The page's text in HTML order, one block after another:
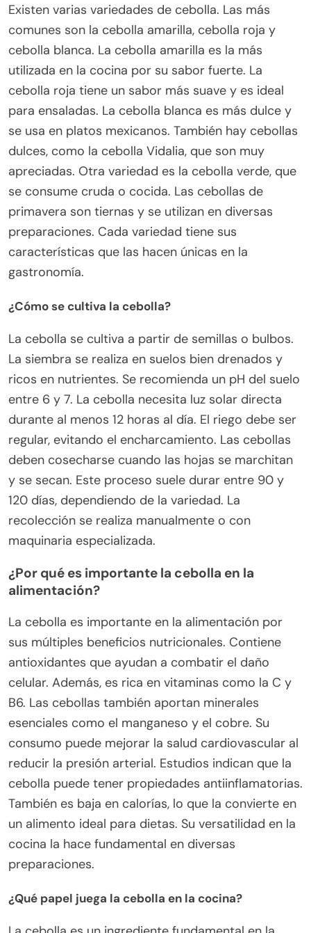
Existen varias variedades de cebolla. Las más
comunes son la cebolla amarilla, cebolla roja y
cebolla blanca. La cebolla amarilla es la más
utilizada en la cocina por su sabor fuerte. La
cebolla roja tiene un sabor más suave y es ideal
para ensaladas. La cebolla blanca es más dulce y
se usa en platos mexicanos. También hay cebollas
dulces, como la cebolla Vidalia, que son muy
apreciadas. Otra variedad es la cebolla verde, que
se consume cruda o cocida. Las cebollas de
primavera son tiernas y se utilizan en diversas
preparaciones. Cada variedad tiene sus
características que las hacen únicas en la
gastronomía.
¿Cómo se cultiva la cebolla?
La cebolla se cultiva a partir de semillas o bulbos.
La siembra se realiza en suelos bien drenados y
ricos en nutrientes. Se recomienda un pH del suelo
entre 6 y 7. La cebolla necesita luz solar directa
durante al menos 12 horas al día. El riego debe ser
regular, evitando el encharcamiento. Las cebollas
deben cosecharse cuando las hojas se marchitan
y se secan. Este proceso suele durar entre 90 y
120 días, dependiendo de la variedad. La
recolección se realiza manualmente o con
maquinaria especializada.
¿Por qué es importante la cebolla en la
alimentación?
La cebolla es importante en la alimentación por
sus múltiples beneficios nutricionales. Contiene
antioxidantes que ayudan a combatir el daño
celular. Además, es rica en vitaminas como la C y
B6. Las cebollas también aportan minerales
esenciales como el manganeso y el cobre. Su
consumo puede mejorar la salud cardiovascular al
reducir la presión arterial. Estudios indican que la
cebolla puede tener propiedades antiinflamatorias.
También es baja en calorías, lo que la convierte en
un alimento ideal para dietas. Su versatilidad en la
cocina la hace fundamental en diversas
preparaciones.
¿Qué papel juega la cebolla en la cocina?